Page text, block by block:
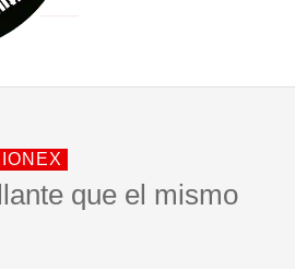
TENGO PUTOS SUEÑOS»
que el mismo